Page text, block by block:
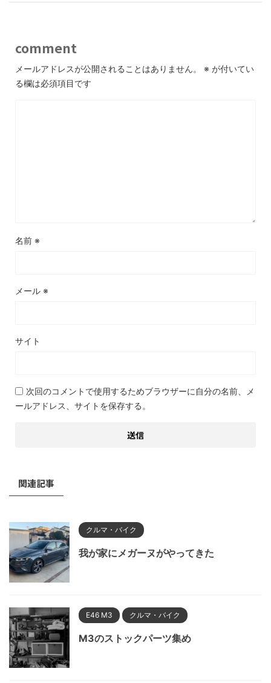
comment
メールアドレスが公開されることはありません。 ※ が付いてい
る欄は必須項目です
名前 ※
メール ※
サイト
次回のコメントで使用するためブラウザーに自分の名前、メ
ールアドレス、サイトを保存する。
関連記事
クルマ・バイク
我が家にメガーヌがやってきた
E46 M3 クルマ・バイク
M3のストックパーツ集め